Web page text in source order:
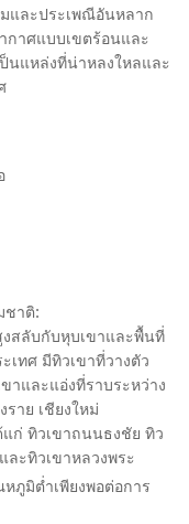
และประเพณีอันหลาก
กาศแบบเขตร้อนและ
นแหล่งที่น่าหลงใหลและ
ชาติ:
สลับกับหุบเขาและพื้นที่
เทศ มีทิวเขาที่วางตัว
าและแอ่งที่ราบระหว่าง
ราย เชียงใหม่
ก่ ทิวเขาถนนธงชัย ทิว
ะทิวเขาหลวงพระ
ภูมิต่ำเพียงพอต่อการ